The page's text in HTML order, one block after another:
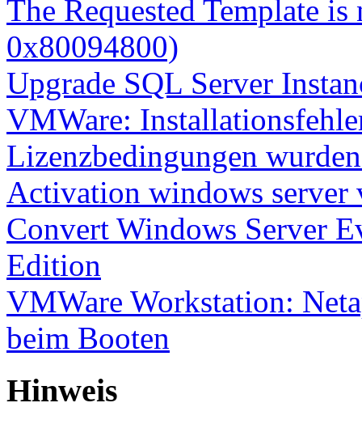
The Requested Template
0x80094800)
Upgrade SQL Server
VMWare:
Lizenzbedingungen
Activation windows server
Convert Windows Server
Edition
VMWare Workstation:
beim Booten
Hinweis